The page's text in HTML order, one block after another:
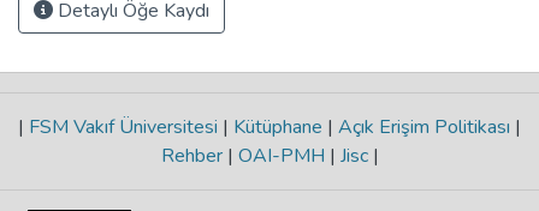
Detaylı Öğe Kaydı
| FSM Vakıf Üniversitesi | Kütüphane | Açık Erişim Politikası |
Rehber | OAI-PMH | Jisc |